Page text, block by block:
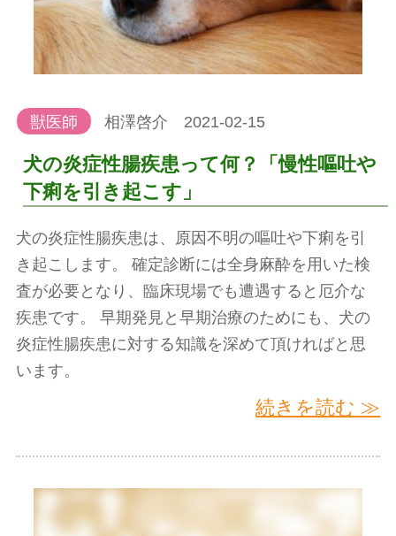
獣医師 相澤啓介 2021-02-15
犬の炎症性腸疾患って何？「慢性嘔吐や
下痢を引き起こす」
犬の炎症性腸疾患は、原因不明の嘔吐や下痢を引
き起こします。 確定診断には全身麻酔を用いた検
査が必要となり、臨床現場でも遭遇すると厄介な
疾患です。 早期発見と早期治療のためにも、犬の
炎症性腸疾患に対する知識を深めて頂ければと思
います。
続きを読む ≫